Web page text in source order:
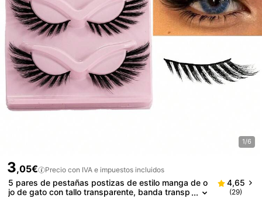
1/6
3,05€ Precio con IVA e impuestos incluidos
5 pares de pestañas postizas de estilo manga de o
jo de gato con tallo transparente, banda transp
4,65
(29)